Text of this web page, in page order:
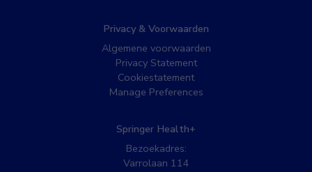
Privacy & Voorwaarden
Algemene voorwaarden
Privacy Statement
Cookiestatement
Manage Preferences
Springer Health+
Bezoekadres:
Varrolaan 114